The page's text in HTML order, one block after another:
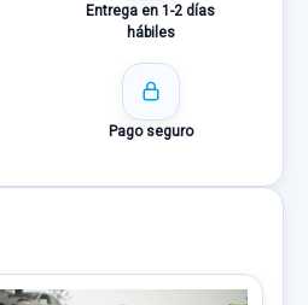
Entrega en 1-2 días
hábiles
Pago seguro